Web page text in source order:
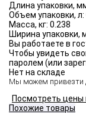
Длина упаковки,
Объем упаковки, л:
Масса, кг: 0.238
Ширина упаковки,
Вы работаете в
Чтобы увидеть
паролем (или
Нет на складе
Мы можем привезти
Посмотреть цены
Похожие товары